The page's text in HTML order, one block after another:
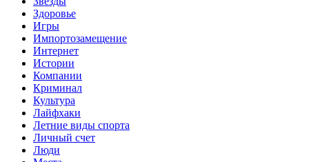
Здоровье
Игры
Импортозамещение
Интернет
Истории
Компании
Криминал
Культура
Лайфхаки
Летние виды спорта
Личный счет
Люди